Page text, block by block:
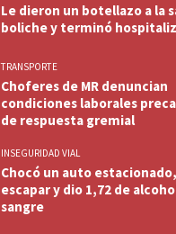
Le dieron un botellazo a la
boliche y terminó
TRANSPORTE
Choferes de MR denuncian
condiciones laborales
de respuesta gremial
INSEGURIDAD VIAL
Chocó un auto
escapar y dio 1,72 de
sangre